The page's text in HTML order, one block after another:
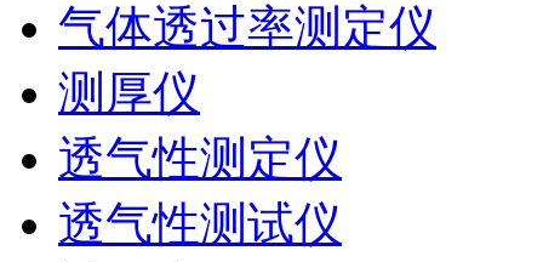
气体透过率测定仪
测厚仪
透气性测定仪
透气性测试仪